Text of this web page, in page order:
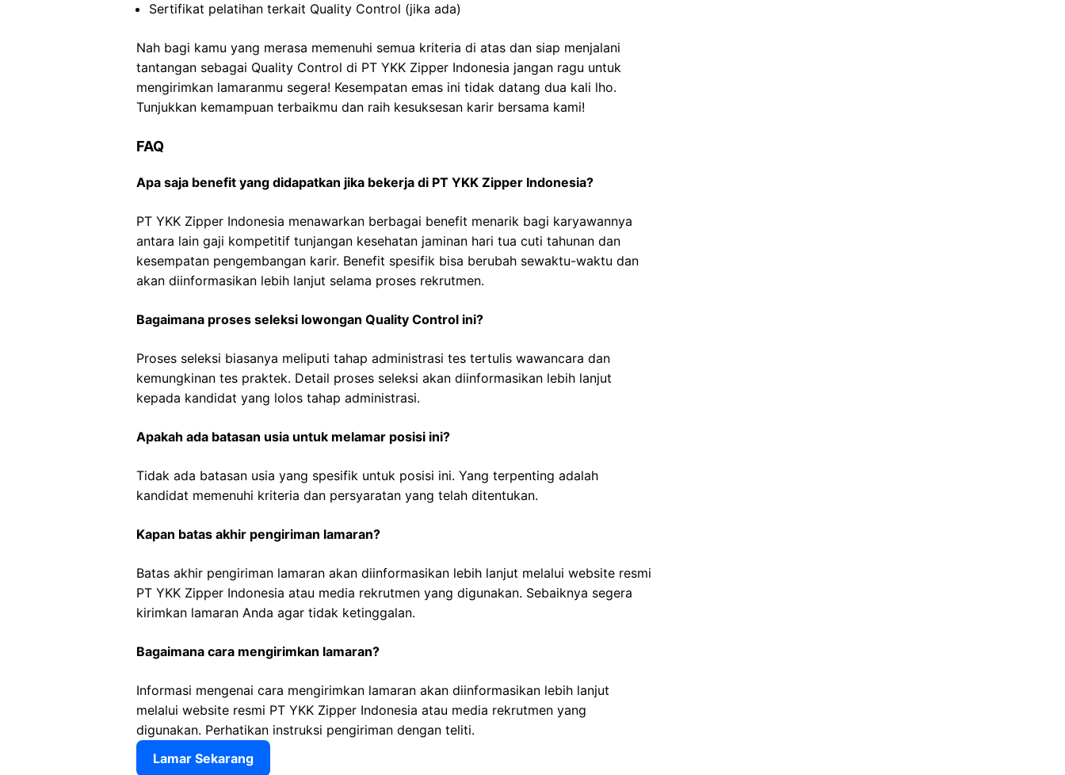
Sertifikat pelatihan terkait Quality Control (jika ada)
Nah bagi kamu yang merasa memenuhi semua kriteria di atas dan siap menjalani
tantangan sebagai Quality Control di PT YKK Zipper Indonesia jangan ragu untuk
mengirimkan lamaranmu segera! Kesempatan emas ini tidak datang dua kali lho.
Tunjukkan kemampuan terbaikmu dan raih kesuksesan karir bersama kami!
FAQ
Apa saja benefit yang didapatkan jika bekerja di PT YKK Zipper Indonesia?
PT YKK Zipper Indonesia menawarkan berbagai benefit menarik bagi karyawannya
antara lain gaji kompetitif tunjangan kesehatan jaminan hari tua cuti tahunan dan
kesempatan pengembangan karir. Benefit spesifik bisa berubah sewaktu-waktu dan
akan diinformasikan lebih lanjut selama proses rekrutmen.
Bagaimana proses seleksi lowongan Quality Control ini?
Proses seleksi biasanya meliputi tahap administrasi tes tertulis wawancara dan
kemungkinan tes praktek. Detail proses seleksi akan diinformasikan lebih lanjut
kepada kandidat yang lolos tahap administrasi.
Apakah ada batasan usia untuk melamar posisi ini?
Tidak ada batasan usia yang spesifik untuk posisi ini. Yang terpenting adalah
kandidat memenuhi kriteria dan persyaratan yang telah ditentukan.
Kapan batas akhir pengiriman lamaran?
Batas akhir pengiriman lamaran akan diinformasikan lebih lanjut melalui website resmi
PT YKK Zipper Indonesia atau media rekrutmen yang digunakan. Sebaiknya segera
kirimkan lamaran Anda agar tidak ketinggalan.
Bagaimana cara mengirimkan lamaran?
Informasi mengenai cara mengirimkan lamaran akan diinformasikan lebih lanjut
melalui website resmi PT YKK Zipper Indonesia atau media rekrutmen yang
digunakan. Perhatikan instruksi pengiriman dengan teliti.
Lamar Sekarang